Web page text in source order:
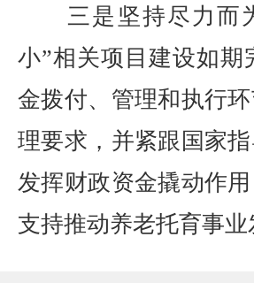
三是坚持尽力而为
小”相关项目建设如
金拨付、管理和执行
理要求，并紧跟国家
发挥财政资金撬动作
支持推动养老托育事业